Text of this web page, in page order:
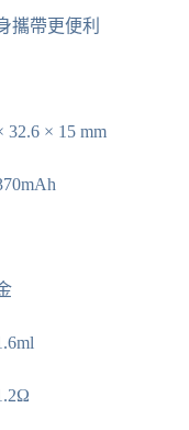
攜帶更便利
32.6 × 15 mm